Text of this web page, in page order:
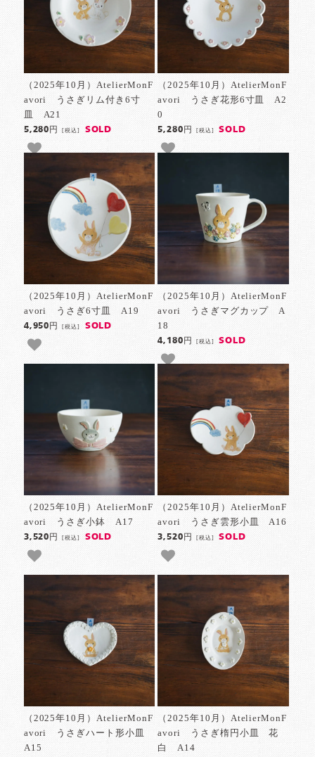
（2025年10月）AtelierMonF
avori うさぎリム付き6寸
皿 A21
5,280円[税込] SOLD
（2025年10月）AtelierMonF
avori うさぎ花形6寸皿 A2
0
5,280円 [税込] SOLD
（2025年10月）AtelierMonF
avori うさぎ6寸皿 A19
4,950円[税込] SOLD
（2025年10月）AtelierMonF
avori うさぎマグカップ A
18
4,180円 [税込] SOLD
（2025年10月）AtelierMonF
avori うさぎ小鉢 A17
3,520円[税込] SOLD
（2025年10月）AtelierMonF
avori うさぎ雲形小皿 A16
3,520円 [税込] SOLD
（2025年10月）AtelierMonF
avori うさぎハート形小皿
A15
（2025年10月）AtelierMonF
avori うさぎ楕円小皿 花
白 A14